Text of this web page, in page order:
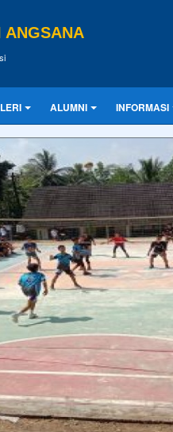
ANGSANA
ALUMNI INFORMASI